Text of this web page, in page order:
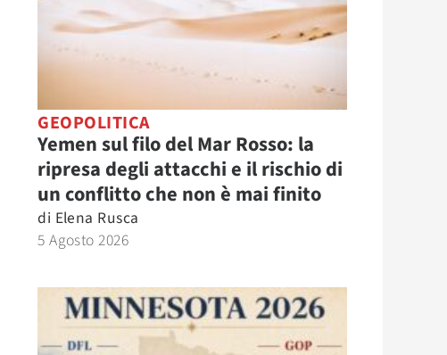
GEOPOLITICA
Yemen sul filo del Mar Rosso: la
ripresa degli attacchi e il rischio di
un conflitto che non è mai finito
di Elena Rusca
5 Agosto 2026